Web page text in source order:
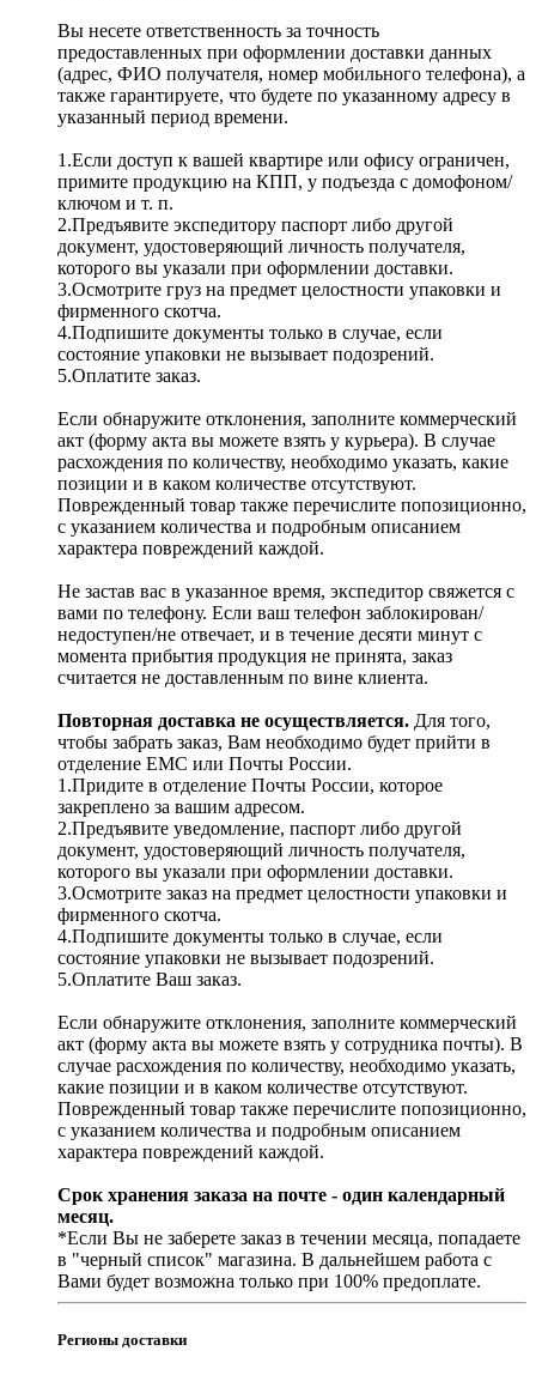
Вы несете ответственность за точность
предоставленных при оформлении доставки данных
(адрес, ФИО получателя, номер мобильного телефона), а
также гарантируете, что будете по указанному адресу в
указанный период времени.
1.Если доступ к вашей квартире или офису ограничен,
примите продукцию на КПП, у подъезда с домофоном/
ключом и т. п.
2.Предъявите экспедитору паспорт либо другой
документ, удостоверяющий личность получателя,
которого вы указали при оформлении доставки.
3.Осмотрите груз на предмет целостности упаковки и
фирменного скотча.
4.Подпишите документы только в случае, если
состояние упаковки не вызывает подозрений.
5.Оплатите заказ.
Если обнаружите отклонения, заполните коммерческий
акт (форму акта вы можете взять у курьера). В случае
расхождения по количеству, необходимо указать, какие
позиции и в каком количестве отсутствуют.
Поврежденный товар также перечислите попозиционно,
с указанием количества и подробным описанием
характера повреждений каждой.
Не застав вас в указанное время, экспедитор свяжется с
вами по телефону. Если ваш телефон заблокирован/
недоступен/не отвечает, и в течение десяти минут с
момента прибытия продукция не принята, заказ
считается не доставленным по вине клиента.
Повторная доставка не осуществляется. Для того,
чтобы забрать заказ, Вам необходимо будет прийти в
отделение ЕМС или Почты России.
1.Придите в отделение Почты России, которое
закреплено за вашим адресом.
2.Предъявите уведомление, паспорт либо другой
документ, удостоверяющий личность получателя,
которого вы указали при оформлении доставки.
3.Осмотрите заказ на предмет целостности упаковки и
фирменного скотча.
4.Подпишите документы только в случае, если
состояние упаковки не вызывает подозрений.
5.Оплатите Ваш заказ.
Если обнаружите отклонения, заполните коммерческий
акт (форму акта вы можете взять у сотрудника почты). В
случае расхождения по количеству, необходимо указать,
какие позиции и в каком количестве отсутствуют.
Поврежденный товар также перечислите попозиционно,
с указанием количества и подробным описанием
характера повреждений каждой.
Срок хранения заказа на почте - один календарный
месяц.
*Если Вы не заберете заказ в течении месяца, попадаете
в "черный список" магазина. В дальнейшем работа с
Вами будет возможна только при 100% предоплате.
Регионы доставки